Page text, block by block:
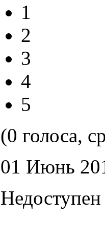
1
2
3
4
5
(0 голоса,
01 Июнь